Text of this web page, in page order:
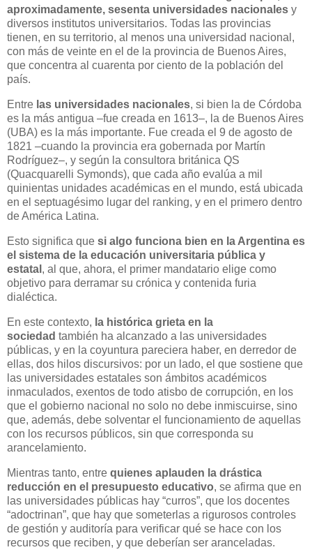
aproximadamente, sesenta universidades nacionales y
diversos institutos universitarios. Todas las provincias
tienen, en su territorio, al menos una universidad nacional,
con más de veinte en el de la provincia de Buenos Aires,
que concentra al cuarenta por ciento de la población del
país.
Entre las universidades nacionales, si bien la de Córdoba
es la más antigua –fue creada en 1613–, la de Buenos Aires
(UBA) es la más importante. Fue creada el 9 de agosto de
1821 –cuando la provincia era gobernada por Martín
Rodríguez–, y según la consultora británica QS
(Quacquarelli Symonds), que cada año evalúa a mil
quinientas unidades académicas en el mundo, está ubicada
en el septuagésimo lugar del ranking, y en el primero dentro
de América Latina.
Esto significa que si algo funciona bien en la Argentina es
el sistema de la educación universitaria pública y
estatal , al que, ahora, el primer mandatario elige como
objetivo para derramar su crónica y contenida furia
dialéctica.
En este contexto, la histórica grieta en la
sociedad también ha alcanzado a las universidades
públicas, y en la coyuntura pareciera haber, en derredor de
ellas, dos hilos discursivos: por un lado, el que sostiene que
las universidades estatales son ámbitos académicos
inmaculados, exentos de todo atisbo de corrupción, en los
que el gobierno nacional no solo no debe inmiscuirse, sino
que, además, debe solventar el funcionamiento de aquellas
con los recursos públicos, sin que corresponda su
arancelamiento.
Mientras tanto, entre quienes aplauden la drástica
reducción en el presupuesto educativo, se afirma que en
las universidades públicas hay “curros”, que los docentes
“adoctrinan”, que hay que someterlas a rigurosos controles
de gestión y auditoría para verificar qué se hace con los
recursos que reciben, y que deberían ser aranceladas.